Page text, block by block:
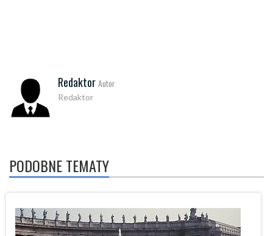
Redaktor Autor
Redaktor
PODOBNE TEMATY